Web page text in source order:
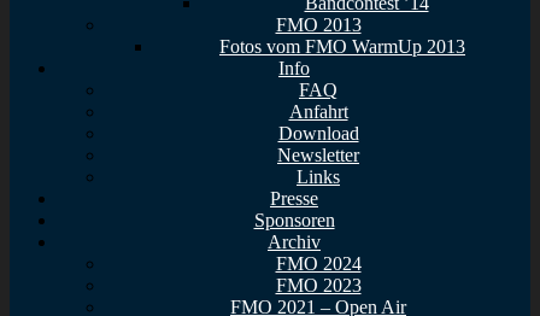
FMO 2013
Fotos vom FMO WarmUp 2013
Info
FAQ
Anfahrt
Download
Newsletter
Links
Presse
Sponsoren
Archiv
FMO 2024
FMO 2023
FMO 2021 – Open Air